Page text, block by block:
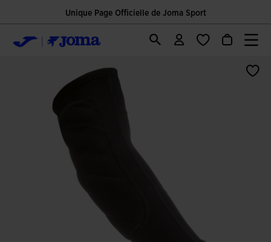
Unique Page Officielle de Joma Sport